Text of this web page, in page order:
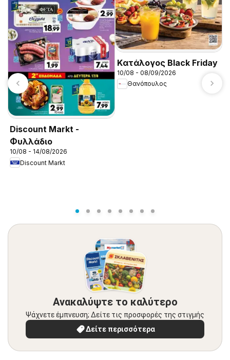
Discount Markt -
Φυλλάδιο
10/08 - 14/08/2026
Discount Markt
Kατάλογος Black Friday
10/08 - 08/09/2026
Θανόπουλος
Ανακαλύψτε το καλύτερο
Ψάχνετε έμπνευση; Δείτε τις προσφορές της στιγμής
Δείτε περισσότερα